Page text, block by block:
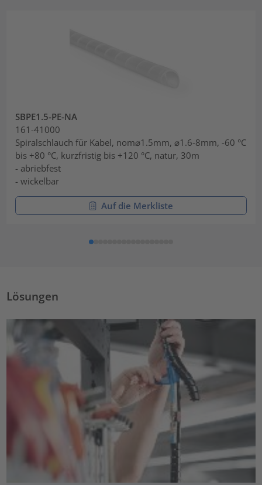
SBPE1.5-PE-NA
161-41000
Spiralschlauch für Kabel, nom⌀1.5mm, ⌀1.6-8mm, -60 °C
bis +80 °C, kurzfristig bis +120 °C, natur, 30m
- abriebfest
- wickelbar
Auf die Merkliste
Lösungen